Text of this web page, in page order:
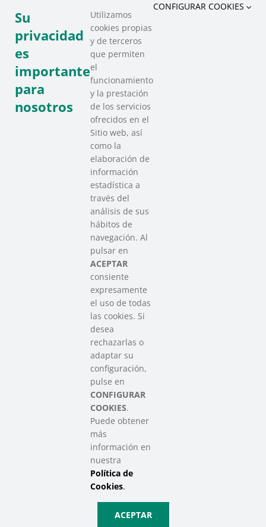
COMPARTIR ESTE EVENTO
SAREEN SAREA
Asociación que agrupa a las redes
del Tercer Sector Social en Euskadi
Contacto
info@sareensarea.eu
Iparraguirre, 9 lonja – 48009 Bilbao
946 569 230
Colabora
SAREEN SAREA Euskadiko Hirugarren Sektore Soziala – Tercer
Sector Social de Euskadi
Política de Privacidad|Política de Cookies
de Privacidad de Redes Sociales
Su
privacidad
es
importante
para
nosotros
Utilizamos
cookies propias
y de terceros
que permiten
el
funcionamiento
y la prestación
de los servicios
ofrecidos en el
Sitio web, así
como la
elaboración de
información
estadística a
través del
análisis de sus
hábitos de
navegación. Al
pulsar en
ACEPTAR
consiente
expresamente
el uso de todas
las cookies. Si
desea
rechazarlas o
adaptar su
configuración,
pulse en
CONFIGURAR
COOKIES.
Puede obtener
más
información en
nuestra
Política de
Cookies.
CONFIGURAR COOKIES
ACEPTAR